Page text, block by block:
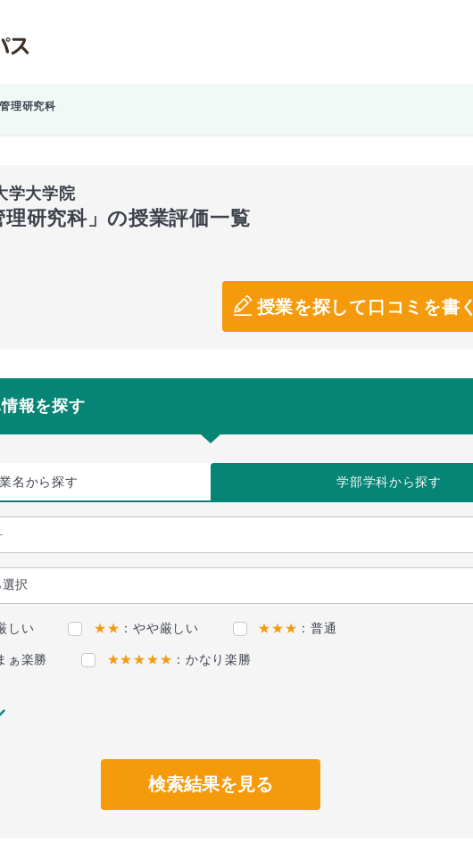
理研究科
学大学院
理研究科」の授業評価一覧
授業を探して口コミを書く
報を探す
名から探す 学部学科から探す
しい ★★ ：やや厳しい ★★★ ：普通
ぁ楽勝 ★★★★★ ：かなり楽勝
検索結果を見る